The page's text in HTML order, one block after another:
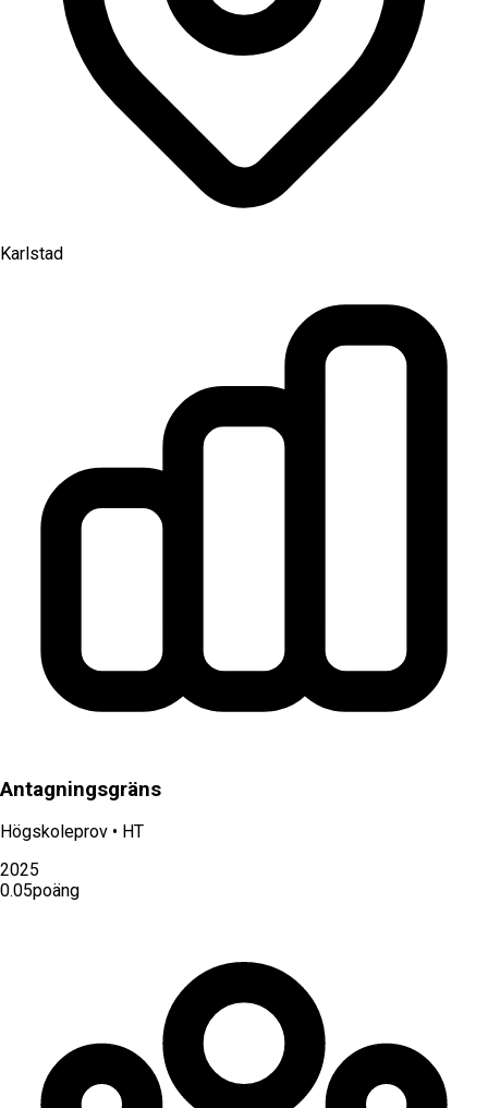
Karlstad
Antagningsgräns
Högskoleprov • HT
2025
0.05poäng